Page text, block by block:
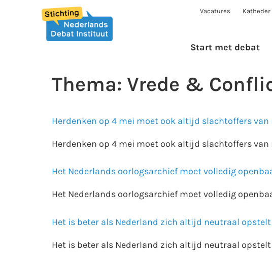
Vacatures Katheder
Start met debat
Thema: Vrede &
Herdenken op 4 mei moet ook altijd slachtoffers
Herdenken op 4 mei moet ook altijd slachtoffers
Het Nederlands oorlogsarchief moet volledig
Het Nederlands oorlogsarchief moet volledig
Het is beter als Nederland zich altijd neutraal
Het is beter als Nederland zich altijd neutraal